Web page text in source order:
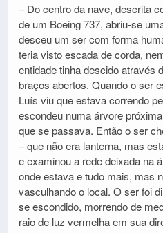
– Do centro da nave, descrita
de um Boeing 737, abriu-se
desceu um ser com forma
teria visto escada de corda,
entidade tinha descido através
braços abertos. Quando o ser
Luís viu que estava correndo
escondeu numa árvore
que se passava. Então o ser
– que não era lanterna, mas
e examinou a rede deixada na
onde estava e tudo mais, mas
vasculhando o local. O ser foi
se escondido, morrendo de
raio de luz vermelha em sua